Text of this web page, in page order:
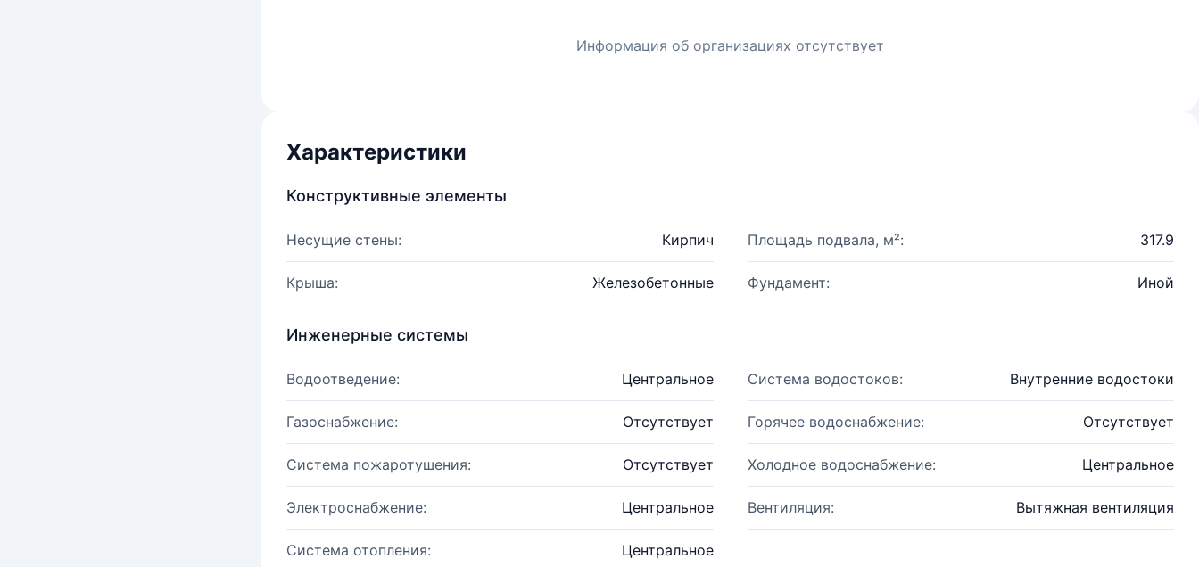
Информация об организациях отсутствует
Характеристики
Конструктивные элементы
Несущие стены: Кирпич Площадь подвала, м²: 317.9
Крыша: Железобетонные Фундамент: Иной
Инженерные системы
Водоотведение: Центральное Система водостоков: Внутренние водостоки
Газоснабжение: Отсутствует Горячее водоснабжение: Отсутствует
Система пожаротушения: Отсутствует Холодное водоснабжение: Центральное
Электроснабжение: Центральное Вентиляция: Вытяжная вентиляция
Система отопления: Центральное